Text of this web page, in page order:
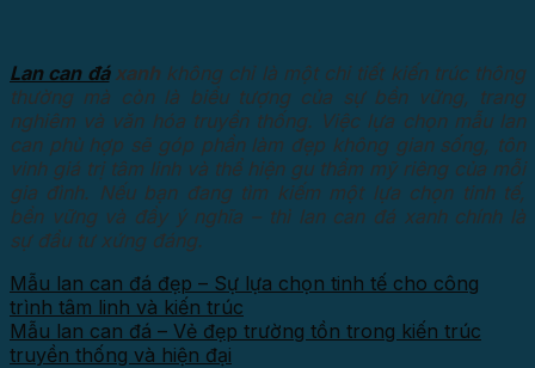
Lan can đáxanhkhông chỉ là một chi tiết kiến trúc thông
thường mà còn là biểu tượng của sự bền vững, trang
nghiêm và văn hóa truyền thống. Việc lựa chọn mẫu lan
can phù hợp sẽ góp phần làm đẹp không gian sống, tôn
vinh giá trị tâm linh và thể hiện gu thẩm mỹ riêng của mỗi
gia đình. Nếu bạn đang tìm kiếm một lựa chọn tinh tế,
bền vững và đầy ý nghĩa – thì lan can đá xanh chính là
sự đầu tư xứng đáng.
Mẫu lan can đá đẹp – Sự lựa chọn tinh tế cho công
trình tâm linh và kiến trúc
Mẫu lan can đá – Vẻ đẹp trường tồn trong kiến trúc
truyền thống và hiện đại